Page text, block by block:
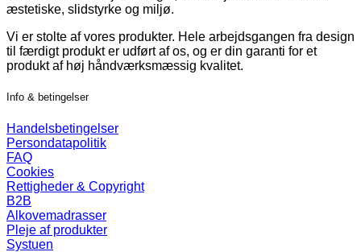
æstetiske, slidstyrke og miljø.
Vi er stolte af vores produkter. Hele arbejdsgangen fra design
til færdigt produkt er udført af os, og er din garanti for et
produkt af høj håndværksmæssig kvalitet.
Info & betingelser
Handelsbetingelser
Persondatapolitik
FAQ
Cookies
Rettigheder & Copyright
B2B
Alkovemadrasser
Pleje af produkter
Systuen